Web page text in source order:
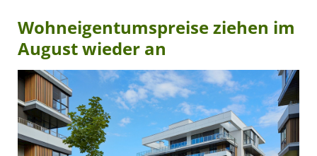
Wohneigentumspreise ziehen im
August wieder an